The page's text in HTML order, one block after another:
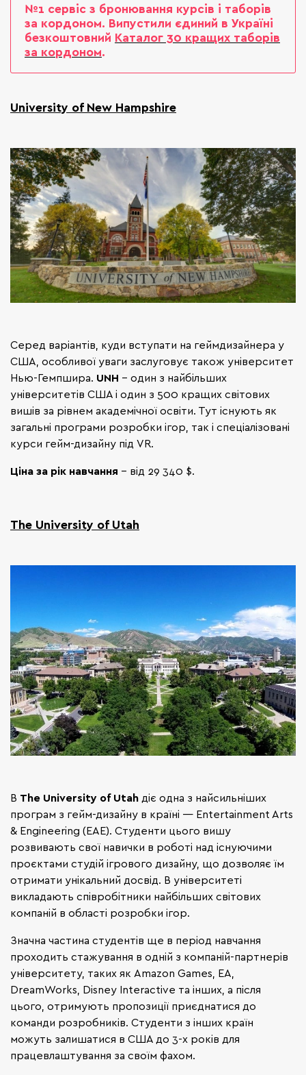
№1 сервіс з бронювання курсів і таборів
за кордоном. Випустили єдиний в Україні
безкоштовний Каталог 30 кращих таборів
за кордоном.
University of New Hampshire
Серед варіантів, куди вступати на геймдизайнера у
США, особливої уваги заслуговує також університет
Нью-Гемпшира. UNH - один з найбільших
університетів США і один з 500 кращих світових
вишів за рівнем академічної освіти. Тут існують як
загальні програми розробки ігор, так і спеціалізовані
курси гейм-дизайну під VR.
Ціна за рік навчання - від 29 340 $.
The University of Utah
В The University of Utah діє одна з найсильніших
програм з гейм-дизайну в країні — Entertainment Arts
& Engineering (EAE). Студенти цього вишу
розвивають свої навички в роботі над існуючими
проєктами студій ігрового дизайну, що дозволяє їм
отримати унікальний досвід. В університеті
викладають співробітники найбільших світових
компаній в області розробки ігор.
Значна частина студентів ще в період навчання
проходить стажування в одній з компаній-партнерів
університету, таких як Amazon Games, EA,
DreamWorks, Disney Interactive та інших, а після
цього, отримують пропозиції приєднатися до
команди розробників. Студенти з інших країн
можуть залишатися в США до 3-х років для
працевлаштування за своїм фахом.